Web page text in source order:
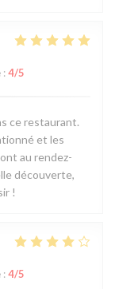
: 4/5
ce restaurant.
et les
au rendez-
découverte,
!
: 4/5